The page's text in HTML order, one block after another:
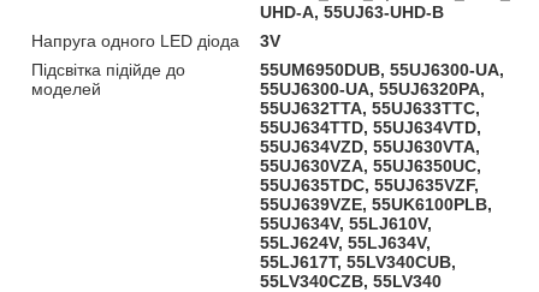
UHD-A, 55UJ63-UHD-B
Напруга одного LED діода
3V
Підсвітка підійде до
моделей
55UM6950DUB, 55UJ6300-UA,
55UJ6300-UA, 55UJ6320PA,
55UJ632TTA, 55UJ633TTC,
55UJ634TTD, 55UJ634VTD,
55UJ634VZD, 55UJ630VTA,
55UJ630VZA, 55UJ6350UC,
55UJ635TDC, 55UJ635VZF,
55UJ639VZE, 55UK6100PLB,
55UJ634V, 55LJ610V,
55LJ624V, 55LJ634V,
55LJ617T, 55LV340CUB,
55LV340CZB, 55LV340